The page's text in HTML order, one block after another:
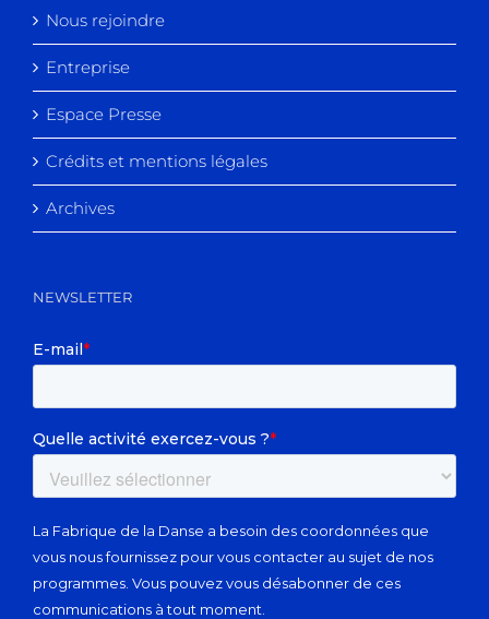
Nous rejoindre
Entreprise
Espace Presse
Crédits et mentions légales
Archives
NEWSLETTER